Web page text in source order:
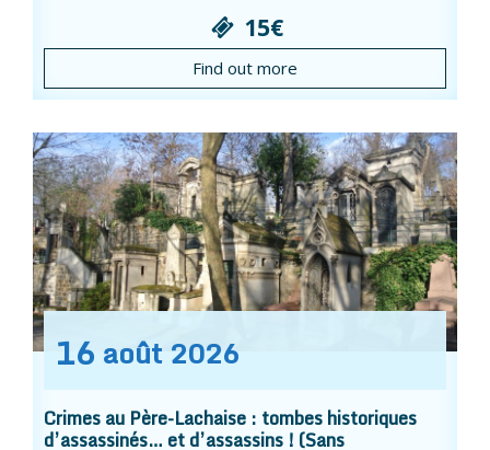
15€
Find out more
16 août 2026
Crimes au Père-Lachaise : tombes historiques
d’assassinés… et d’assassins ! (Sans